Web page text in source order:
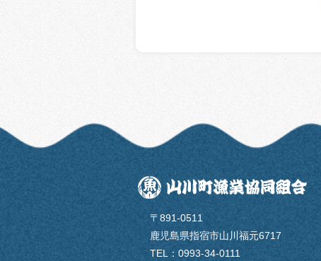
〒891-0511
鹿児島県指宿市山川福元6717
TEL：0993-34-0111